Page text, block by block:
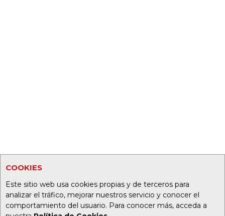
COOKIES
Este sitio web usa cookies propias y de terceros para
analizar el tráfico, mejorar nuestros servicio y conocer el
comportamiento del usuario. Para conocer más, acceda a